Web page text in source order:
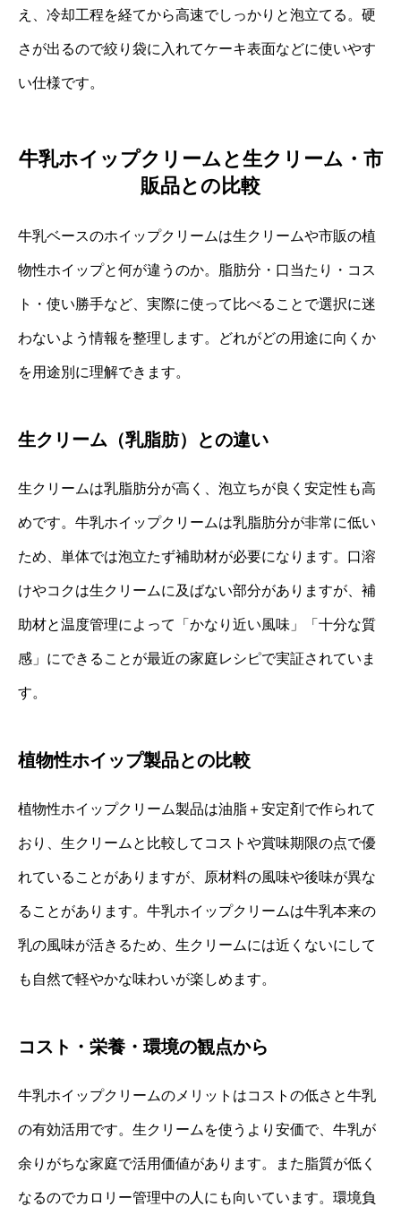
え、冷却工程を経てから高速でしっかりと泡立てる。硬
さが出るので絞り袋に入れてケーキ表面などに使いやす
い仕様です。
牛乳ホイップクリームと生クリーム・市
販品との比較
牛乳ベースのホイップクリームは生クリームや市販の植
物性ホイップと何が違うのか。脂肪分・口当たり・コス
ト・使い勝手など、実際に使って比べることで選択に迷
わないよう情報を整理します。どれがどの用途に向くか
を用途別に理解できます。
生クリーム（乳脂肪）との違い
生クリームは乳脂肪分が高く、泡立ちが良く安定性も高
めです。牛乳ホイップクリームは乳脂肪分が非常に低い
ため、単体では泡立たず補助材が必要になります。口溶
けやコクは生クリームに及ばない部分がありますが、補
助材と温度管理によって「かなり近い風味」「十分な質
感」にできることが最近の家庭レシピで実証されていま
す。
植物性ホイップ製品との比較
植物性ホイップクリーム製品は油脂＋安定剤で作られて
おり、生クリームと比較してコストや賞味期限の点で優
れていることがありますが、原材料の風味や後味が異な
ることがあります。牛乳ホイップクリームは牛乳本来の
乳の風味が活きるため、生クリームには近くないにして
も自然で軽やかな味わいが楽しめます。
コスト・栄養・環境の観点から
牛乳ホイップクリームのメリットはコストの低さと牛乳
の有効活用です。生クリームを使うより安価で、牛乳が
余りがちな家庭で活用価値があります。また脂質が低く
なるのでカロリー管理中の人にも向いています。環境負